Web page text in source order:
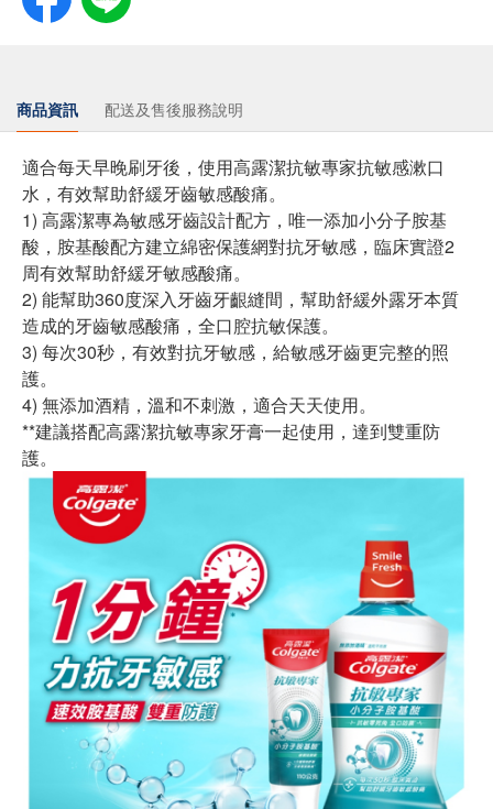
商品資訊 配送及售後服務說明
適合每天早晚刷牙後，使用高露潔抗敏專家抗敏感漱口
水，有效幫助舒緩牙齒敏感酸痛。
1) 高露潔專為敏感牙齒設計配方，唯一添加小分子胺基
酸，胺基酸配方建立綿密保護網對抗牙敏感，臨床實證2
周有效幫助舒緩牙敏感酸痛。
2) 能幫助360度深入牙齒牙齦縫間，幫助舒緩外露牙本質
造成的牙齒敏感酸痛，全口腔抗敏保護。
3) 每次30秒，有效對抗牙敏感，給敏感牙齒更完整的照
護。
4) 無添加酒精，溫和不刺激，適合天天使用。
**建議搭配高露潔抗敏專家牙膏一起使用，達到雙重防
護。